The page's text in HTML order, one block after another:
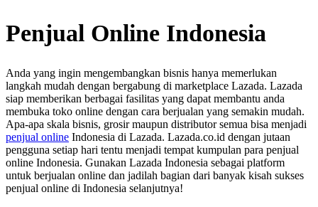
Penjual Online Indonesia
Anda yang ingin mengembangkan bisnis hanya memerlukan
langkah mudah dengan bergabung di marketplace Lazada. Lazada
siap memberikan berbagai fasilitas yang dapat membantu anda
membuka toko online dengan cara berjualan yang semakin mudah.
Apa-apa skala bisnis, grosir maupun distributor semua bisa menjadi
penjual online Indonesia di Lazada. Lazada.co.id dengan jutaan
pengguna setiap hari tentu menjadi tempat kumpulan para penjual
online Indonesia. Gunakan Lazada Indonesia sebagai platform
untuk berjualan online dan jadilah bagian dari banyak kisah sukses
penjual online di Indonesia selanjutnya!